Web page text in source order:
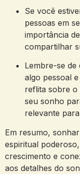
Se ‍você
pessoas ‍em
importância
‌compartilhar‍
Lembre-se de
algo pessoal
reflita⁢ sobre o
seu sonho
relevante
Em ⁣resumo,
espiritual⁤
crescimento e
aos detalhes do